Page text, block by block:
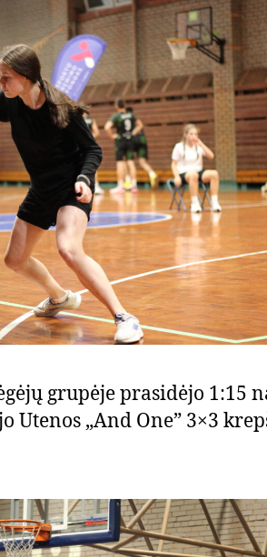
grupėje prasidėjo 1:15
„And One” 3×3